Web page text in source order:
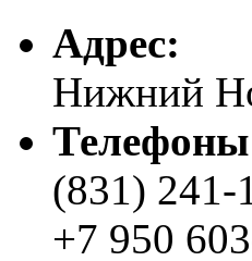
Адреc:
Нижний
Телефоны
(831) 241-
+7 950